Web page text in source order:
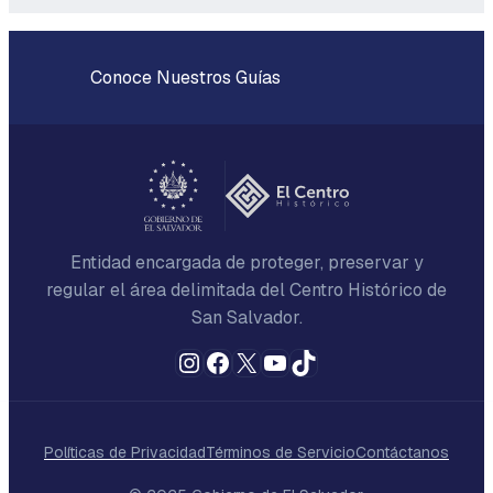
Conoce Nuestros Guías
Entidad encargada de proteger, preservar y
regular el área delimitada del Centro Histórico de
San Salvador.
Instagram
Facebook
X YouTube
TikTok
Políticas de PrivacidadTérminos de ServicioContáctanos